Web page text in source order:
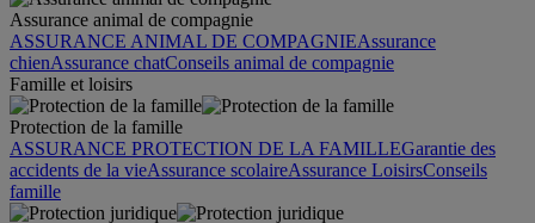
Assurance animal de compagnie
ASSURANCE ANIMAL DE COMPAGNIEAssurance
chienAssurance chatConseils animal de compagnie
Famille et loisirs
Protection de la famille
ASSURANCE PROTECTION DE LA FAMILLEGarantie des
accidents de la vieAssurance scolaireAssurance LoisirsConseils
famille